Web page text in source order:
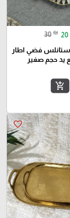
30 ₪ 20
ستانلس فضي اطار
يد حجم صغير
add_shopping_cart
favorite_border